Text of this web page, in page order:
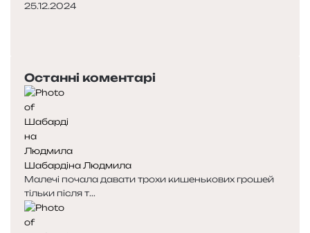
25.12.2024
р
е
д
н
я
с
т
о
р
і
н
т
у
п
н
а
с
т
о
р
і
н
Останні коментарі
Шабардіна Людмила
Малечі почала давати трохи кишенькових грошей
тільки після т...